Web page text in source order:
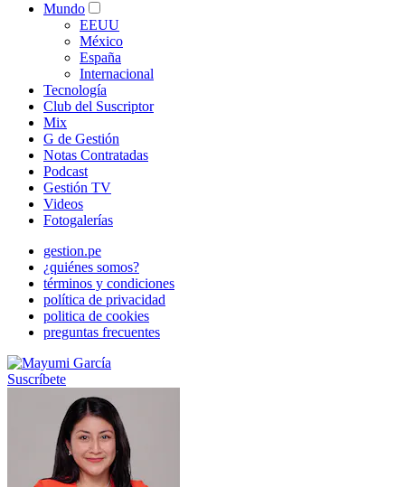
Mundo
EEUU
México
España
Internacional
Tecnología
Club del Suscriptor
Mix
G de Gestión
Notas Contratadas
Podcast
Gestión TV
Videos
Fotogalerías
gestion.pe
¿quiénes somos?
términos y condiciones
política de privacidad
politica de cookies
preguntas frecuentes
Suscríbete